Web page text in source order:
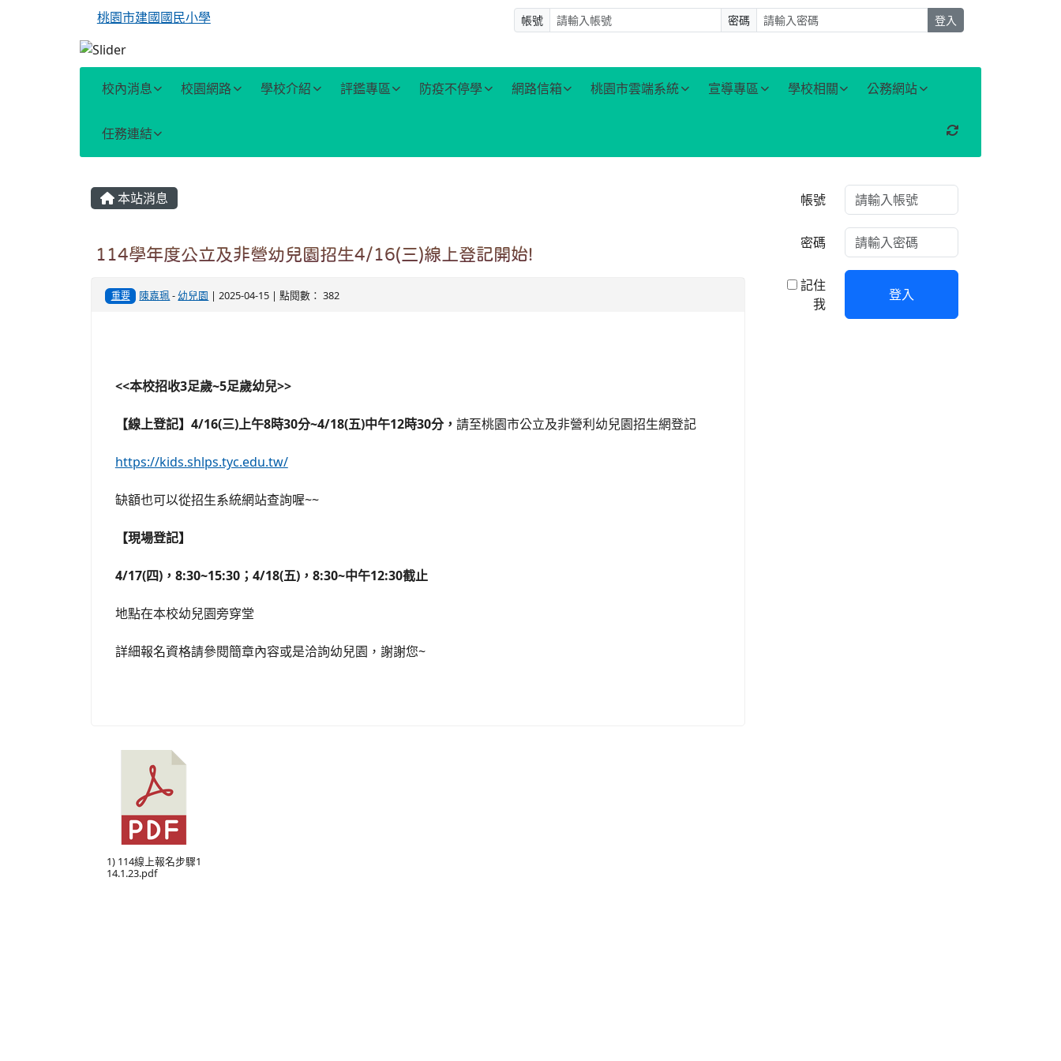
桃園市建國國民小學 帳號 密碼 登入
校內消息 校園網路 學校介紹 評鑑專區 防疫不停學 網路信箱 桃園市雲端系統 宣導專區 學校相關 公務網站
任務連結 重新取得佈景設定
主內容區域
本站消息
114學年度公立及非營幼兒園招生4/16(三)線上登記開始!
重要 陳嘉珮-幼兒園 | 2025-04-15 | 點閱數： 382
<<本校招收3足歲~5足歲幼兒>>
【線上登記】4/16(三)上午8時30分~4/18(五)中午12時30分， 請至桃園市公立及非營利幼兒園招生網登記
https://kids.shlps.tyc.edu.tw/
缺額也可以從招生系統網站查詢喔~~
【現場登記】
4/17(四)，8:30~15:30；4/18(五)，8:30~中午12:30截止
地點在本校幼兒園旁穿堂
詳細報名資格請參閱簡章內容或是洽詢幼兒園，謝謝您~
1) 114線上報名步驟1
14.1.23.pdf
右邊區域內容
帳號
密碼
記住
我
登入